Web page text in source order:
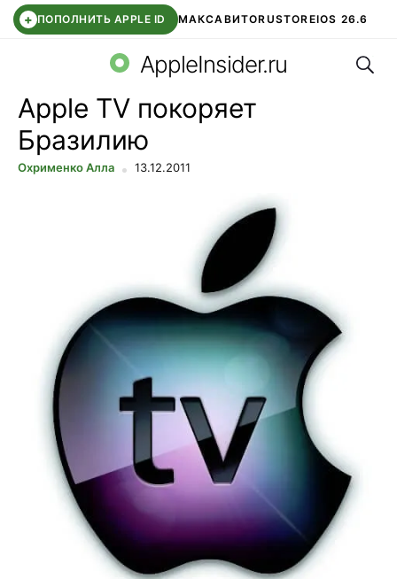
+ ПОПОЛНИТЬ APPLE ID МАКСАВИТОRUSTOREIOS 26.6
СБЕР КИДС ВТБ ОНЛАЙН ЧАТ В ROBLOX
AppleInsider.ru
Apple TV покоряет
Бразилию
Охрименко Алла 13.12.2011